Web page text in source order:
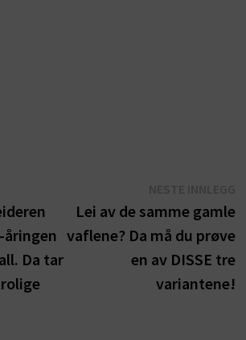
åringen
Da tar
Lei av de samme gamle
vaflene? Da må du prøve
en av DISSE tre
variantene!